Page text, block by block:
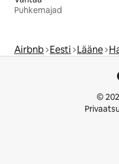
Puhkemajad
Airbnb Eesti Lääne
©